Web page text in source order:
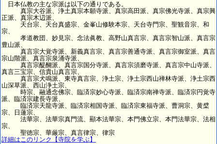
日本仏教の主な宗派は以下の通りである。
真宗大谷派、浄土真宗本願寺派、真宗高田派、真宗佛光寺派、真宗興
正派、真宗木辺派、
天台宗、天台真盛宗、金峯山修験本宗、天台寺門宗、聖観音宗、和
宗、
孝道教団、妙見宗、念法眞教、高野山真言宗、真言宗智山派、真言宗
豊山派、
真言宗大覚寺派、新義真言宗、真言宗善通寺派、真言宗御室派、真言
宗山階派、真言宗泉涌寺派、
真言宗醍醐派、真言宗国分寺派、真言宗須磨寺派、真言宗中山寺派、
真言三宝宗、信貴山真言宗、
真言宗犬鳴派、東寺真言宗、浄土宗、浄土宗西山禅林寺派、浄土宗西
山深草派、西山浄土宗、
時宗、融通念佛宗、臨済宗妙心寺派、臨済宗南禅寺派、臨済宗円覚寺
派、臨済宗建長寺派、
臨済宗天龍寺派、臨済宗相国寺派、臨済宗東福寺派、曹洞宗、黄檗
宗、日蓮宗、
法華宗、法華宗真門流、顯本法華宗、本門佛立宗、本門法華宗、法相
宗、
聖徳宗、華厳宗、真言律宗、律宗
詳細はこのリンク【寺院を学ぶ】